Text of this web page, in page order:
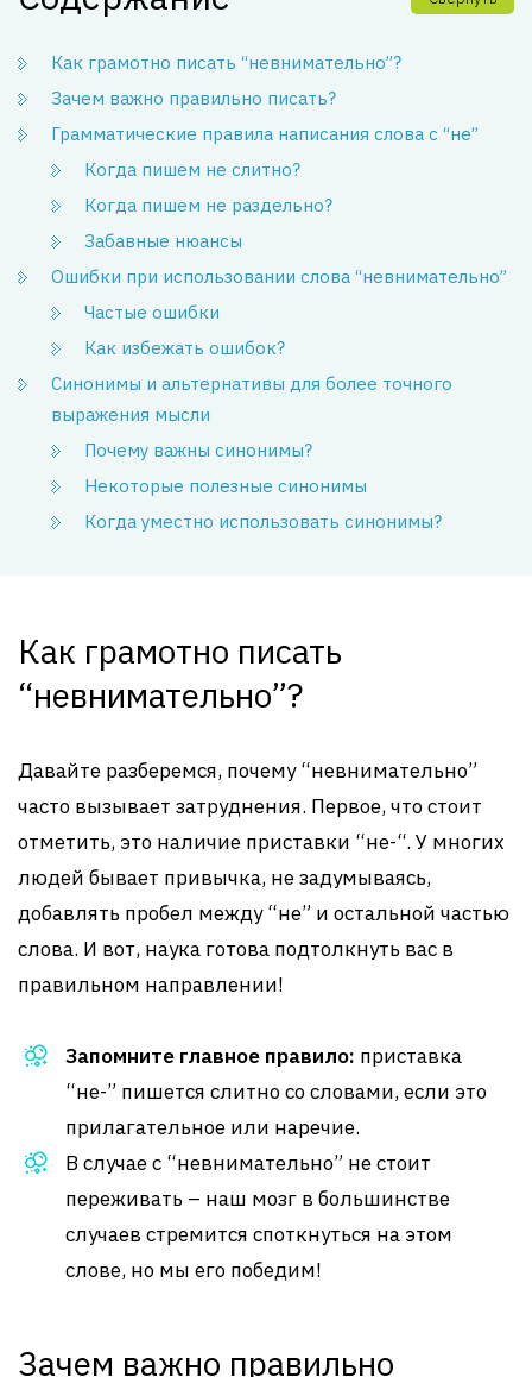
Как грамотно писать “невнимательно”?
Зачем важно правильно писать?
Грамматические правила написания слова с “не”
Когда пишем не слитно?
Когда пишем не раздельно?
Забавные нюансы
Ошибки при использовании слова “невнимательно”
Частые ошибки
Как избежать ошибок?
Синонимы и альтернативы для более точного
выражения мысли
Почему важны синонимы?
Некоторые полезные синонимы
Когда уместно использовать синонимы?
Как грамотно писать
“невнимательно”?
Давайте разберемся, почему “невнимательно”
часто вызывает затруднения. Первое, что стоит
отметить, это наличие приставки “не-“. У многих
людей бывает привычка, не задумываясь,
добавлять пробел между “не” и остальной частью
слова. И вот, наука готова подтолкнуть вас в
правильном направлении!
Запомните главное правило: приставка
“не-” пишется слитно со словами, если это
прилагательное или наречие.
В случае с “невнимательно” не стоит
переживать – наш мозг в большинстве
случаев стремится споткнуться на этом
слове, но мы его победим!
Зачем важно правильно